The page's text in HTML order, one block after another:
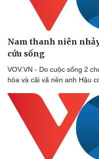
Nam thanh niên
cứu sống
VOV.VN - Do cuộc sống 2
hòa và cãi vã nên anh Hậu